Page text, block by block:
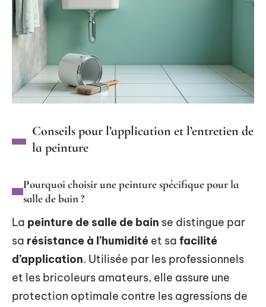
Conseils pour l’application et l’entretien de
la peinture
Pourquoi choisir une peinture spécifique pour la
salle de bain ?
La peinture de salle de bain se distingue par
sa résistance à l’humidité et sa facilité
d’application. Utilisée par les professionnels
et les bricoleurs amateurs, elle assure une
protection optimale contre les agressions de